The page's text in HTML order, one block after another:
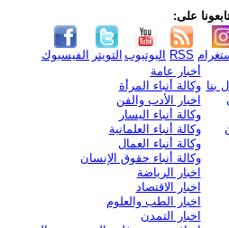
على:
الفيسبوك التويتر اليوتيوب RSS
بنا
أخبار عامة
وكالة أنباء المرأة
اخبار الأدب والفن
وكالة أنباء اليسار
وكالة أنباء العلمانية
وكالة أنباء العمال
وكالة أنباء حقوق الإنسان
اخبار الرياضة
اخبار الاقتصاد
اخبار الطب والعلوم
اخبار التمدن